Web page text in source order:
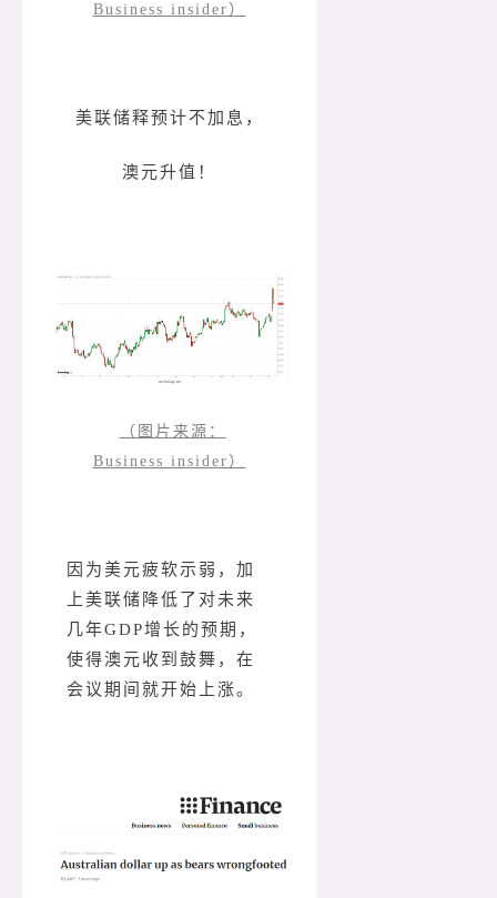
Business insider）
美联储释预计不加息，
澳元升值！
（图片来源：
Business insider）
因为美元疲软示弱，加
上美联储降低了对未来
几年GDP增长的预期，
使得澳元收到鼓舞，在
会议期间就开始上涨。